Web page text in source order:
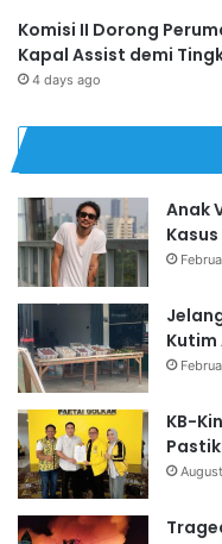
Komisi II Dorong
Kapal Assist demi
4 days ago
Anak
Kutim
KB-